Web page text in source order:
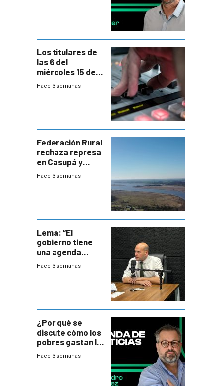
Los titulares de
las 6 del
miércoles 15 de
julio de 2026
Hace 3 semanas
Federación Rural
rechaza represa
en Casupá y
firma demanda
Hace 3 semanas
Lema: “El
gobierno tiene
una agenda
destructiva”
Hace 3 semanas
¿Por qué se
discute cómo los
pobres gastan la
plata?
Hace 3 semanas